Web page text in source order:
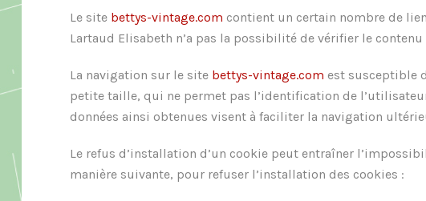
Le site bettys-vintage.com contient un certain nombre de
Lartaud Elisabeth n’a pas la possibilité de vérifier le
La navigation sur le site bettys-vintage.com est susceptible
petite taille, qui ne permet pas l’identification de
données ainsi obtenues visent à faciliter la navigation
Le refus d’installation d’un cookie peut entraîner
manière suivante, pour refuser l’installation des cookies :